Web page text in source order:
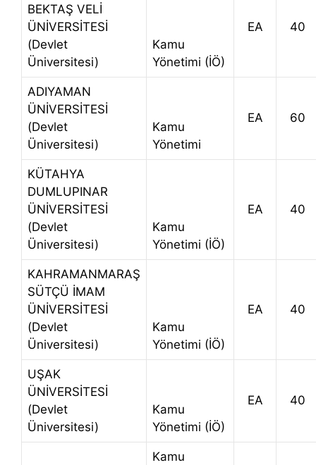
BEKTAŞ VELİ
ÜNİVERSİTESİ
(Devlet
Üniversitesi)
Kamu
Yönetimi (İÖ)
EA 40
ADIYAMAN
ÜNİVERSİTESİ
(Devlet
Üniversitesi)
Kamu
Yönetimi
EA 60
KÜTAHYA
DUMLUPINAR
ÜNİVERSİTESİ
(Devlet
Üniversitesi)
Kamu
Yönetimi (İÖ)
EA 40
KAHRAMANMARAŞ
SÜTÇÜ İMAM
ÜNİVERSİTESİ
(Devlet
Üniversitesi)
Kamu
Yönetimi (İÖ)
EA 40
UŞAK
ÜNİVERSİTESİ
(Devlet
Üniversitesi)
Kamu
Yönetimi (İÖ)
EA 40
Kamu